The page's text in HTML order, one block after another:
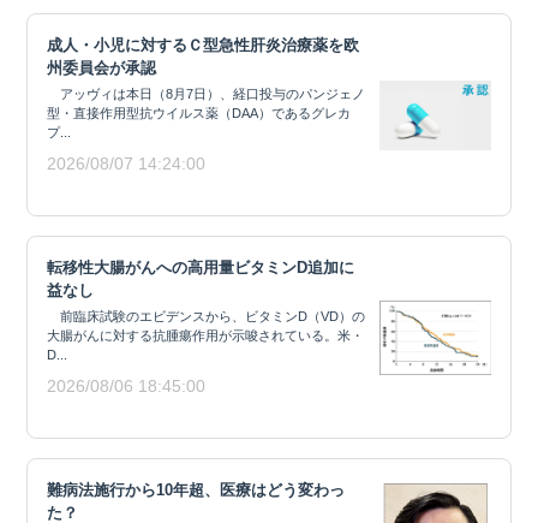
成人・小児に対するＣ型急性肝炎治療薬を欧
州委員会が承認
アッヴィは本日（8月7日）、経口投与のパンジェノ
型・直接作用型抗ウイルス薬（DAA）であるグレカ
プ...
2026/08/07 14:24:00
転移性大腸がんへの高用量ビタミンD追加に
益なし
前臨床試験のエビデンスから、ビタミンD（VD）の
大腸がんに対する抗腫瘍作用が示唆されている。米・
D...
2026/08/06 18:45:00
難病法施行から10年超、医療はどう変わっ
た？